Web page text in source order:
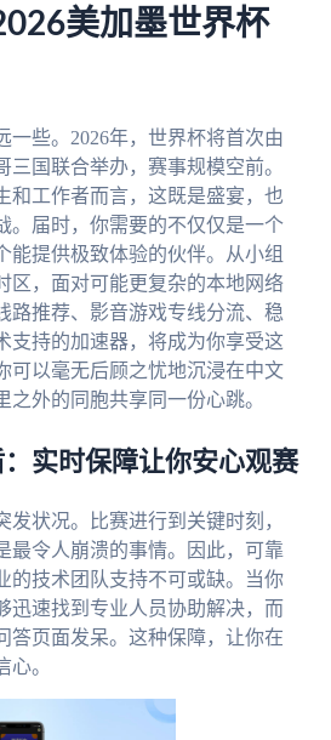
美加墨世界杯
一些。2026年，世界杯将首次由
三国联合举办，赛事规模空前。
和工作者而言，这既是盛宴，也
。届时，你需要的不仅仅是一个
能提供极致体验的伙伴。从小组
区，面对可能更复杂的本地网络
路推荐、影音游戏专线分流、稳
支持的加速器，将成为你享受这
可以毫无后顾之忧地沉浸在中文
外的同胞共享同一份心跳。
实时保障让你安心观赛
状况。比赛进行到关键时刻，
最令人崩溃的事情。因此，可靠
的技术团队支持不可或缺。当你
迅速找到专业人员协助解决，而
答页面发呆。这种保障，让你在
。